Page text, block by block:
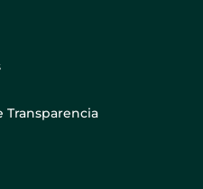
Transparencia